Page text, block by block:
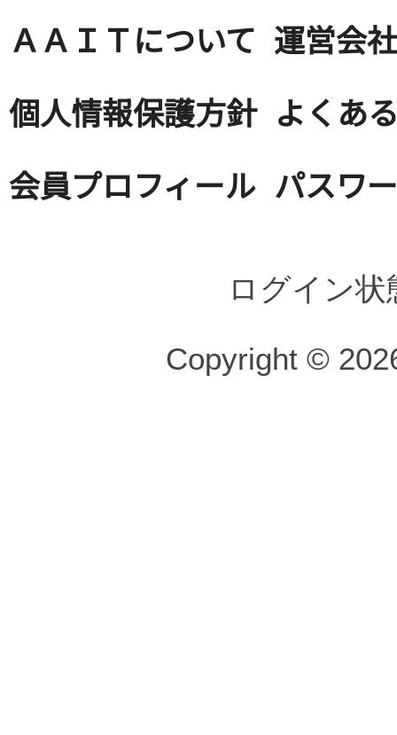
ＡＡＩＴについて 運営会社
個人情報保護方針 よくあ
会員プロフィール パスワ
ログイン
Copyright ©